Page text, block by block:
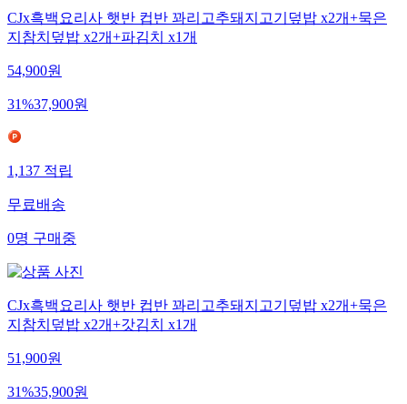
CJx흑백요리사 햇반 컵반 꽈리고추돼지고기덮밥 x2개+묵은
지참치덮밥 x2개+파김치 x1개
54,900원
31%37,900원
1,137적립
무료배송
0명구매중
CJx흑백요리사 햇반 컵반 꽈리고추돼지고기덮밥 x2개+묵은
지참치덮밥 x2개+갓김치 x1개
51,900원
31%35,900원